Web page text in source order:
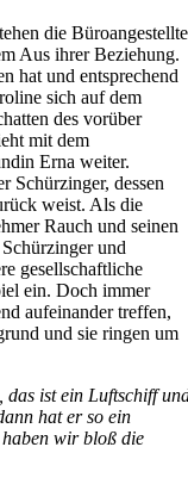
die Büroangestellte
Aus ihrer Beziehung.
hat und entsprechend
sich auf dem
des vorüber
mit dem
Erna weiter.
Schürzinger, dessen
weist. Als die
Rauch und seinen
und
gesellschaftliche
ein. Doch immer
aufeinander treffen,
und sie ringen um
ist ein Luftschiff
hat er so ein
wir bloß die